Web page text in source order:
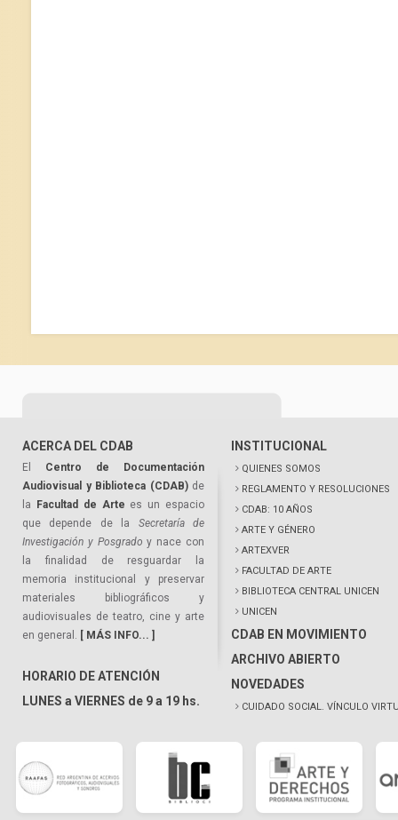
ACERCA DEL CDAB
El Centro de Documentación
Audiovisual y Biblioteca (CDAB)de
la
Facultad de Arte es un espacio
que depende de la Secretaría de
Investigación y Posgrado y nace con
la finalidad de resguardar la
memoria institucional y preservar
materiales bibliográficos y
audiovisuales de teatro, cine y arte
en general. [ MÁS INFO... ]
HORARIO DE ATENCIÓN
LUNES a VIERNES de 9 a 19 hs.
INSTITUCIONAL
QUIENES SOMOS
REGLAMENTO Y RESOLUCIONES
CDAB: 10 AÑOS
ARTE Y GÉNERO
ARTEXVER
FACULTAD DE ARTE
BIBLIOTECA CENTRAL UNICEN
UNICEN
CDAB EN MOVIMIENTO
ARCHIVO ABIERTO
NOVEDADES
CUIDADO SOCIAL. VÍNCULO